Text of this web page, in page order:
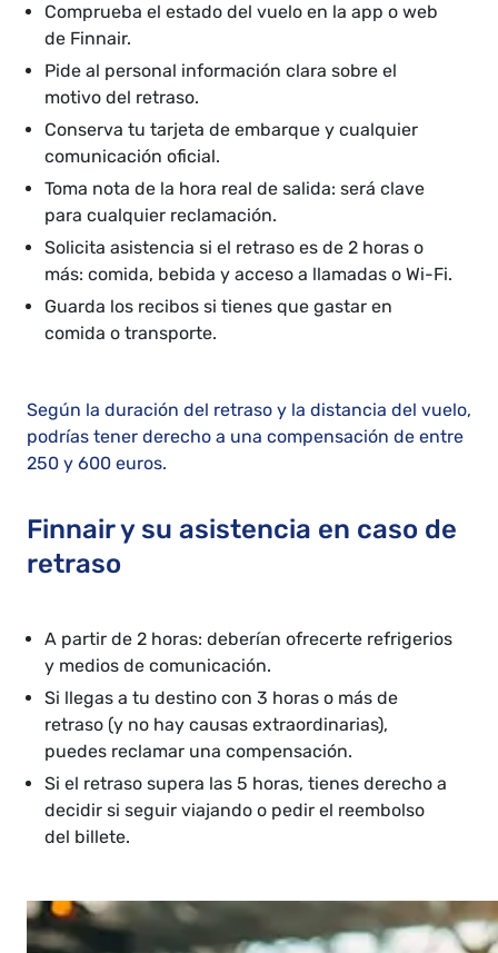
Comprueba el estado del vuelo en la app o web
de Finnair.
Pide al personal información clara sobre el
motivo del retraso.
Conserva tu tarjeta de embarque y cualquier
comunicación oficial.
Toma nota de la hora real de salida: será clave
para cualquier reclamación.
Solicita asistencia si el retraso es de 2 horas o
más: comida, bebida y acceso a llamadas o Wi-Fi.
Guarda los recibos si tienes que gastar en
comida o transporte.
Según la duración del retraso y la distancia del vuelo,
podrías tener derecho a una compensación de entre
250 y 600 euros.
Finnair y su asistencia en caso de
retraso
A partir de 2 horas: deberían ofrecerte refrigerios
y medios de comunicación.
Si llegas a tu destino con 3 horas o más de
retraso (y no hay causas extraordinarias),
puedes reclamar una compensación.
Si el retraso supera las 5 horas, tienes derecho a
decidir si seguir viajando o pedir el reembolso
del billete.